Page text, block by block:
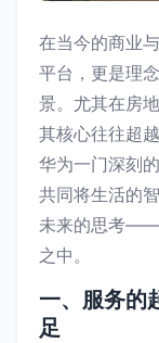
在当今的商业
平台，更是理
景。尤其在房
其核心往往超
华为一门深刻
共同将生活的
未来的思考——
之中。
一、服务的
足